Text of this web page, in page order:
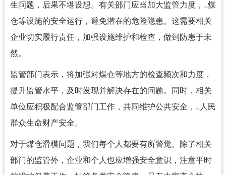
生问题，后果不堪设想。有关部门应当加大监管力度，..煤
仓等设施的安全运行，避免潜在的危险隐患。这需要相关
企业切实履行责任，加强设施维护和检查，做到防患于未
然。
监管部门表示，将加强对煤仓等地方的检查频次和力度，
提升监管水平，及时发现并解决存在的问题。同时，相关
单位应积极配合监管部门工作，共同维护公共安全，..人民
群众生命财产安全。
对于煤仓滑模问题，我们每个人都要有所警觉。除了相关
部门的监管外，企业和个人也应增强安全意识，注意平时